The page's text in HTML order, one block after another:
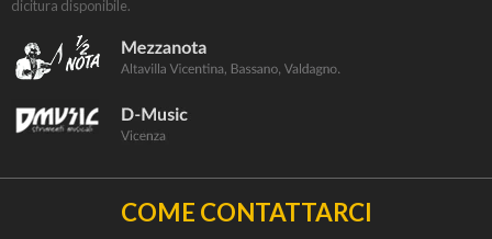
dicitura disponibile.
COME CONTATTARCI